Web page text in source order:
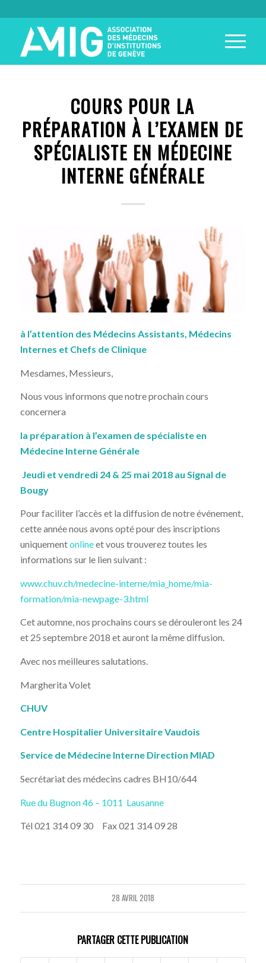
COURS POUR LA
PRÉPARATION À L’EXAMEN DE
SPÉCIALISTE EN MÉDECINE
INTERNE GÉNÉRALE
à l’attention des Médecins Assistants, Médecins
Internes et Chefs de Clinique
Mesdames, Messieurs,
Nous vous informons que notre prochain cours
concernera
la préparation à l’examen de spécialiste en
Médecine Interne Générale
Jeudi et vendredi 24 & 25 mai 2018 au Signal de
Bougy
Pour faciliter l’accès et la diffusion de notre événement,
cette année nous avons opté pour des inscriptions
uniquementonlineet vous trouverez toutes les
informations sur le lien suivant :
www.chuv.ch/medecine-interne/mia_home/mia-
formation/mia-newpage-3.html
Cet automne, nos prochains cours se dérouleront les 24
et 25 septembre 2018 et auront la même diffusion.
Avec nos meilleures salutations.
Margherita Volet
CHUV
Centre Hospitalier Universitaire Vaudois
Service de Médecine Interne Direction MIAD
Secrétariat des médecins cadres BH10/644
Rue du Bugnon 46 – 1011 Lausanne
Tél 021 314 09 30 Fax 021 314 09 28
28 AVRIL 2018
PARTAGER CETTE PUBLICATION